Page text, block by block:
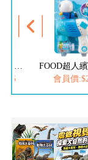
會員價